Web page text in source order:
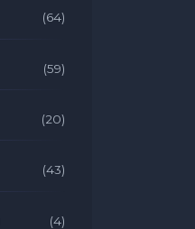
(64)
(59)
(20)
(43)
(4)